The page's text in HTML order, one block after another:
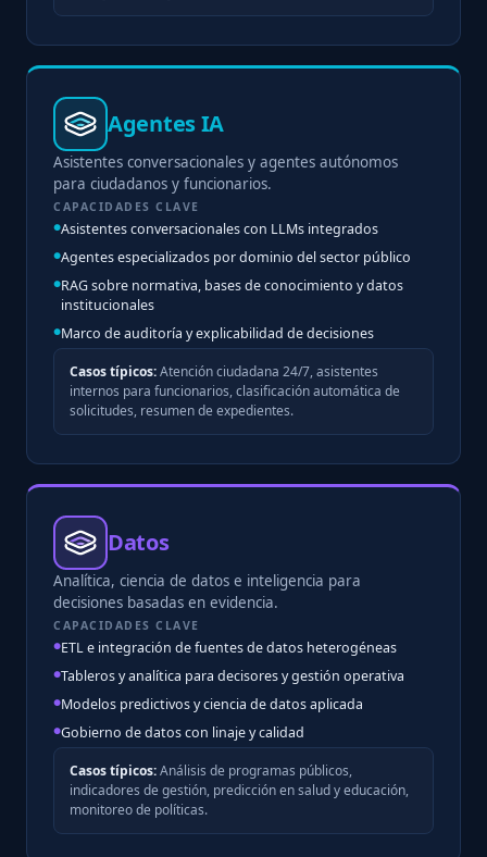
Agentes IA
Asistentes conversacionales y agentes autónomos
para ciudadanos y funcionarios.
CAPACIDADES CLAVE
Asistentes conversacionales con LLMs integrados
Agentes especializados por dominio del sector público
RAG sobre normativa, bases de conocimiento y datos
institucionales
Marco de auditoría y explicabilidad de decisiones
Casos típicos:Atención ciudadana 24/7, asistentes
internos para funcionarios, clasificación automática de
solicitudes, resumen de expedientes.
Datos
Analítica, ciencia de datos e inteligencia para
decisiones basadas en evidencia.
CAPACIDADES CLAVE
ETL e integración de fuentes de datos heterogéneas
Tableros y analítica para decisores y gestión operativa
Modelos predictivos y ciencia de datos aplicada
Gobierno de datos con linaje y calidad
Casos típicos:Análisis de programas públicos,
indicadores de gestión, predicción en salud y educación,
monitoreo de políticas.